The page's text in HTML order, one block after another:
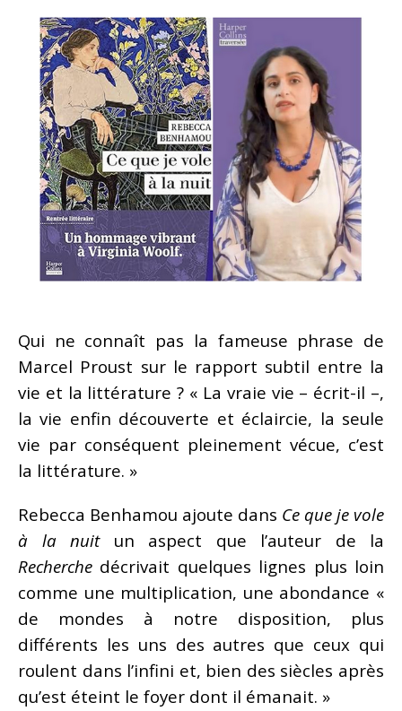
Qui ne connaît pas la fameuse phrase de
Marcel Proust sur le rapport subtil entre la
vie et la littérature ? « La vraie vie – écrit-il –,
la vie enfin découverte et éclaircie, la seule
vie par conséquent pleinement vécue, c’est
la littérature. »
Rebecca Benhamou ajoute dans Ce que je vole
à la nuitun aspect que l’auteur de la
Recherche décrivait quelques lignes plus loin
comme une multiplication, une abondance «
de mondes à notre disposition, plus
différents les uns des autres que ceux qui
roulent dans l’infini et, bien des siècles après
qu’est éteint le foyer dont il émanait. »